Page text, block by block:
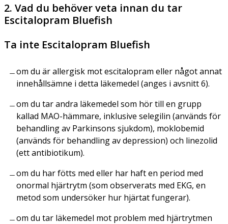
2. Vad du behöver veta innan du tar
Escitalopram Bluefish
Ta inte Escitalopram Bluefish
om du är allergisk mot escitalopram eller något annat
innehållsämne i detta läkemedel (anges i avsnitt 6).
om du tar andra läkemedel som hör till en grupp
kallad MAO-hämmare, inklusive selegilin (används för
behandling av Parkinsons sjukdom), moklobemid
(används för behandling av depression) och linezolid
(ett antibiotikum).
om du har fötts med eller har haft en period med
onormal hjärtrytm (som observerats med EKG, en
metod som undersöker hur hjärtat fungerar).
om du tar läkemedel mot problem med hjärtrytmen